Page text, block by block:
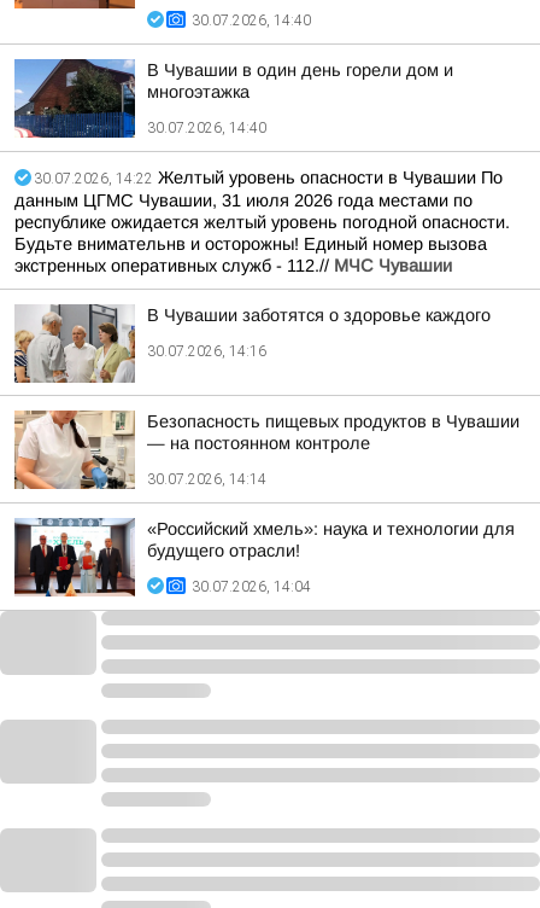
30.07.2026, 14:40
В Чувашии в один день горели дом и
многоэтажка
30.07.2026, 14:40
30.07.2026, 14:22 Желтый уровень опасности в Чувашии По
данным ЦГМС Чувашии, 31 июля 2026 года местами по
республике ожидается желтый уровень погодной опасности.
Будьте внимательнв и осторожны! Единый номер вызова
экстренных оперативных служб - 112.// МЧС Чувашии
В Чувашии заботятся о здоровье каждого
30.07.2026, 14:16
Безопасность пищевых продуктов в Чувашии
— на постоянном контроле
30.07.2026, 14:14
«Российский хмель»: наука и технологии для
будущего отрасли!
30.07.2026, 14:04